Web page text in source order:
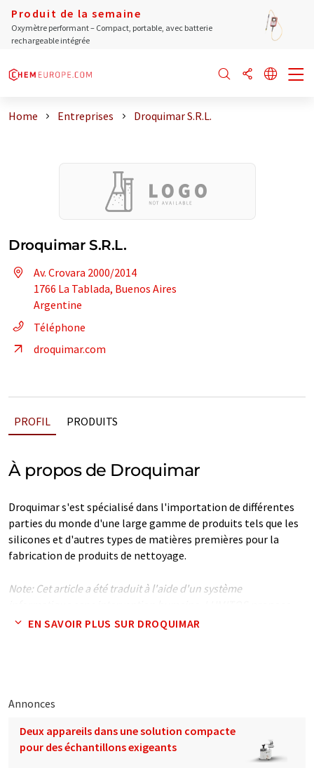
Produit de la semaine
Oxymètre performant – Compact, portable, avec batterie
rechargeable intégrée
Home Entreprises Droquimar S.R.L.
Droquimar S.R.L.
Av. Crovara 2000/2014
1766 La Tablada, Buenos Aires
Argentine
Téléphone
droquimar.com
PROFIL PRODUITS
À propos de Droquimar
Droquimar s'est spécialisé dans l'importation de différentes
parties du monde d'une large gamme de produits tels que les
silicones et d'autres types de matières premières pour la
fabrication de produits de nettoyage.
Note: Cet article a été traduit à l'aide d'un système
ces traductions automatiques pour présenter un plus large
EN SAVOIR PLUS SUR DROQUIMAR
Annonces
Deux appareils dans une solution compacte
pour des échantillons exigeants